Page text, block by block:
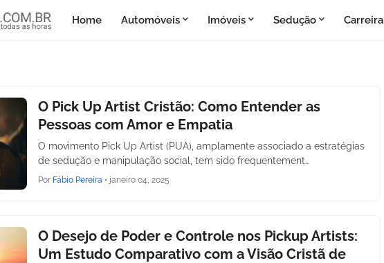
Home Automóveis Imóveis Sedução Carreira
O Pick Up Artist Cristão: Como Entender as
Pessoas com Amor e Empatia
O movimento Pick Up Artist (PUA), amplamente associado a estratégias
de sedução e manipulação social, tem sido frequentement…
Por Fábio Pereira • janeiro 04, 2025
O Desejo de Poder e Controle nos Pickup Artists:
Um Estudo Comparativo com a Visão Cristã de